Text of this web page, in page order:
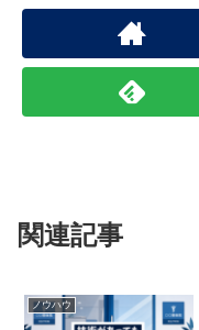
関連記事
ノウハウ